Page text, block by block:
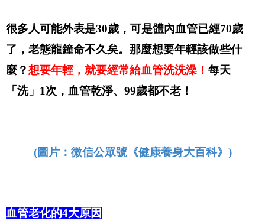
很多人可能外表是30歲，可是體內血管已經70歲
了，老態龍鐘命不久矣。那麼想要年輕該做些什
麼？想要年輕，就要經常給血管洗洗澡！ 每天
「洗」1次，血管乾淨、99歲都不老！
(圖片：微信公眾號《健康養身大百科》)
血管老化的4大原因